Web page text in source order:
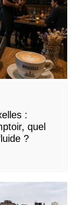
:
quel
?